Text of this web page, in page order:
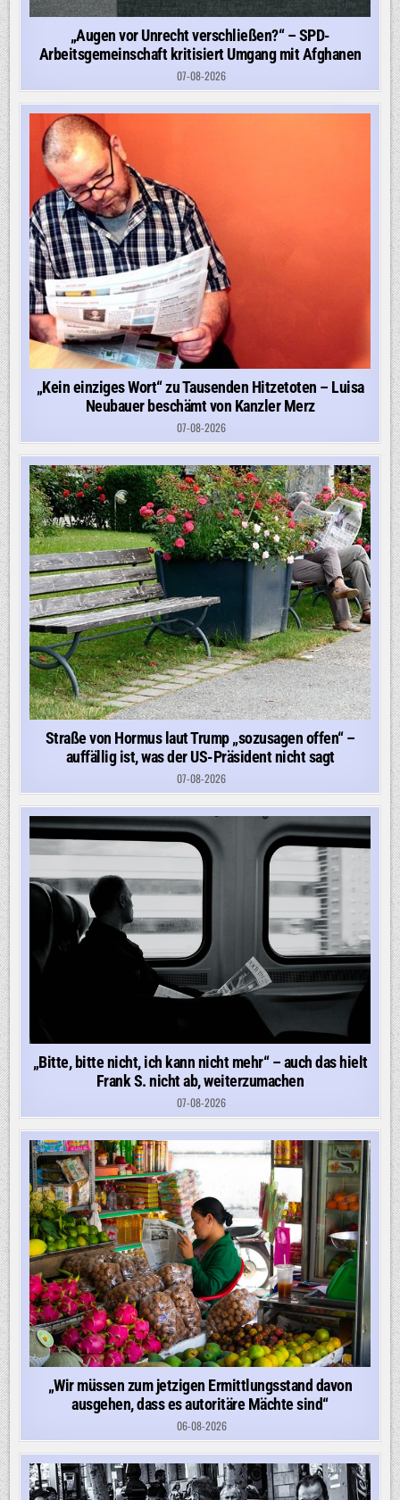
„Augen vor Unrecht verschließen?“ – SPD-
Arbeitsgemeinschaft kritisiert Umgang mit Afghanen
07-08-2026
„Kein einziges Wort“ zu Tausenden Hitzetoten – Luisa
Neubauer beschämt von Kanzler Merz
07-08-2026
Straße von Hormus laut Trump „sozusagen offen“ –
auffällig ist, was der US-Präsident nicht sagt
07-08-2026
„Bitte, bitte nicht, ich kann nicht mehr“ – auch das hielt
Frank S. nicht ab, weiterzumachen
07-08-2026
„Wir müssen zum jetzigen Ermittlungsstand davon
ausgehen, dass es autoritäre Mächte sind“
06-08-2026